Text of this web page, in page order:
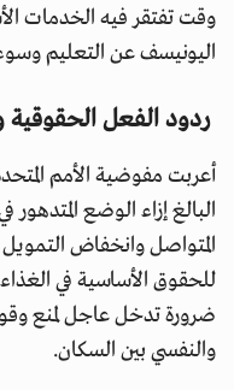
وقت تفتقر فيه الخدمات
اليونيسف عن التعليم وسوء
ردود الفعل الحقوقية
أعربت مفوضية الأمم
البالغ إزاء الوضع
المتواصل وانخفاض التمويل
للحقوق الأساسية في
ضرورة تدخل عاجل لمنع
والنفسي بين السكان.